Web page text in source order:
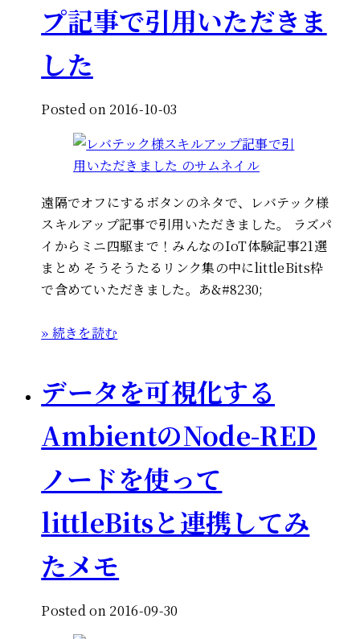
プ記事で引用いただきま
した
Posted on 2016-10-03
遠隔でオフにするボタンのネタで、レバテック様
スキルアップ記事で引用いただきました。 ラズパ
イからミニ四駆まで！みんなのIoT体験記事21選
まとめ そうそうたるリンク集の中にlittleBits枠
で含めていただきました。あ&#8230;
» 続きを読む
データを可視化する
AmbientのNode-RED
ノードを使って
littleBitsと連携してみ
たメモ
Posted on 2016-09-30